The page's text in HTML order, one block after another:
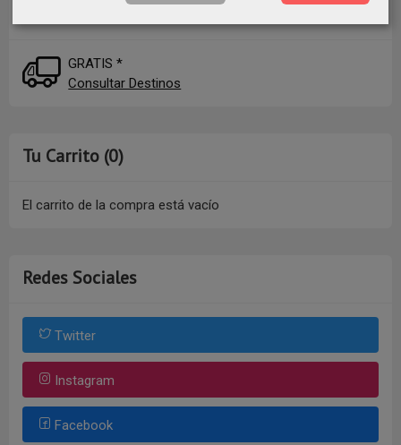
GRATIS *
Consultar Destinos
Tu Carrito (0)
El carrito de la compra está vacío
Redes Sociales
Twitter
Instagram
Facebook